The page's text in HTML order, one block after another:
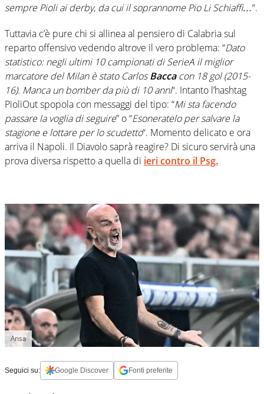
sempre Pioli ai derby, da cui il soprannome Pio Li Schiaffi…“.
Tuttavia c’è pure chi si allinea al pensiero di Calabria sul
reparto offensivo vedendo altrove il vero problema: “Dato
statistico: negli ultimi 10 campionati diSerieA il miglior
marcatore delMilanè stato CarlosBaccacon 18 gol (2015-
16). Manca un bomber da più di 10 anni“. Intanto l’hashtag
PioliOut spopola con messaggi del tipo: “Mi sta facendo
passare la voglia di seguire” o “Esoneratelo per salvare la
stagione e lottare per lo scudetto“. Momento delicato e ora
arriva il Napoli. Il Diavolo saprà reagire? Di sicuro servirà una
prova diversa rispetto a quella di ieri contro il Psg.
Ansa
Seguici su: Google Discover Fonti preferite